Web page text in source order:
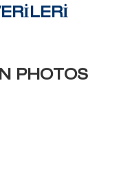
PHOTOS